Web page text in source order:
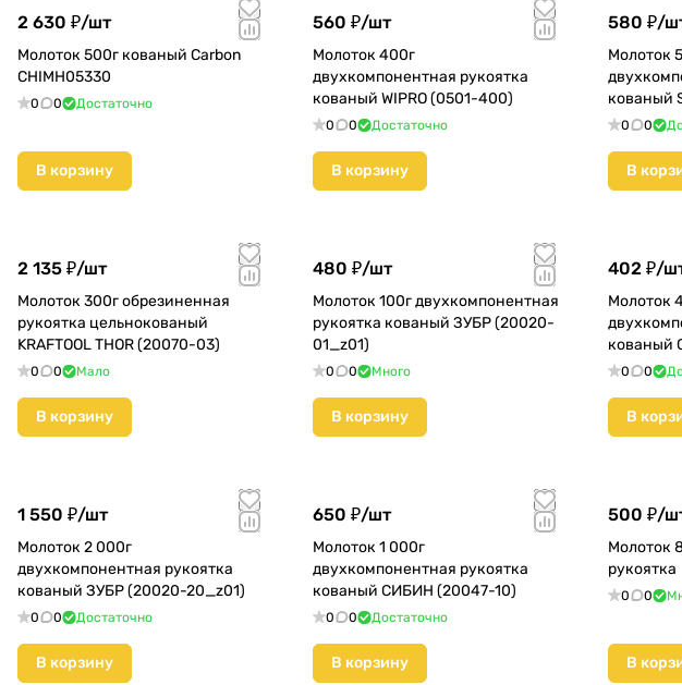
2 630 ₽/шт
Молоток 500г кованый Carbon
CHIMH05330
0 0 Достаточно
В корзину
560 ₽/шт
Молоток 400г
двухкомпонентная рукоятка
кованый WIPRO (0501-400)
0 0 Достаточно
В корзину
580 ₽/
Молоток
кованый
(20050-
0 0
В
2 135 ₽/шт
Молоток 300г обрезиненная
рукоятка цельнокованый
KRAFTOOL THOR (20070-03)
0 0 Мало
В корзину
480 ₽/шт
Молоток 100г двухкомпонентная
рукоятка кованый ЗУБР (20020-
01_z01)
0 0 Много
В корзину
402 ₽/
Молоток
кованый
0 0
В
1 550 ₽/шт
Молоток 2 000г
двухкомпонентная рукоятка
кованый ЗУБР (20020-20_z01)
0 0 Достаточно
В корзину
650 ₽/шт
Молоток 1 000г
двухкомпонентная рукоятка
кованый СИБИН (20047-10)
0 0 Достаточно
В корзину
500 ₽/
Молоток
рукоятка
0 0
В